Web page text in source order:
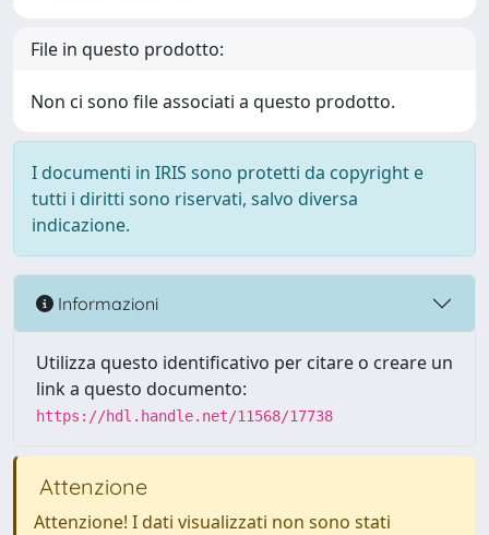
File in questo prodotto:
Non ci sono file associati a questo prodotto.
I documenti in IRIS sono protetti da copyright e
tutti i diritti sono riservati, salvo diversa
indicazione.
Informazioni
Utilizza questo identificativo per citare o creare un
link a questo documento:
https://hdl.handle.net/11568/17738
Attenzione
Attenzione! I dati visualizzati non sono stati